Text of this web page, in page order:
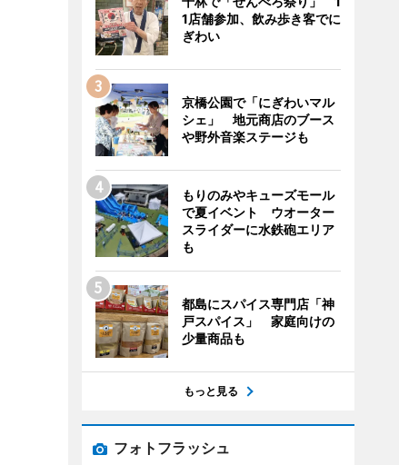
1店舗参加、飲み歩き客でに
ぎわい
京橋公園で「にぎわいマル
シェ」 地元商店のブース
や野外音楽ステージも
もりのみやキューズモール
で夏イベント ウオーター
スライダーに水鉄砲エリア
も
都島にスパイス専門店「神
戸スパイス」 家庭向けの
少量商品も
もっと見る
フォトフラッシュ